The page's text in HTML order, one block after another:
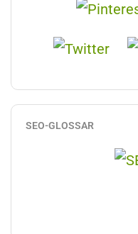
SEO-GLOSSAR